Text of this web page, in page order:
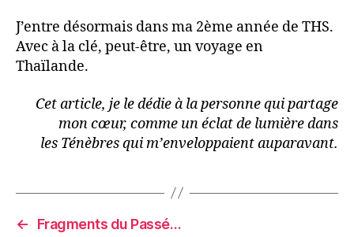
J’entre désormais dans ma 2ème année de THS.
Avec à la clé, peut-être, un voyage en
Thaïlande.
Cet article, je le dédie à la personne qui partage
mon cœur, comme un éclat de lumière dans
les Ténèbres qui m’enveloppaient auparavant.
←
Fragments du Passé…